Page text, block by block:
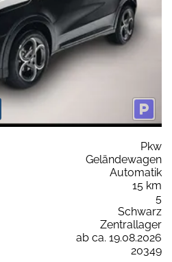
Pkw
Geländewagen
Automatik
15 km
5
Schwarz
Zentrallager
ab ca. 19.08.2026
20349